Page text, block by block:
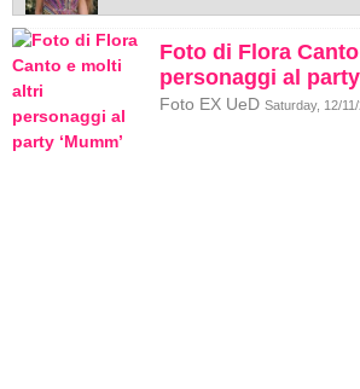
Foto di Flora
personaggi al party
Foto EX UeD Saturday, 12/